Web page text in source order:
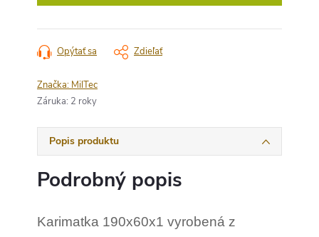
Opýtať sa Zdieľať
Značka: MilTec
Záruka: 2 roky
Popis produktu
Podrobný popis
Karimatka 190x60x1 vyrobená z